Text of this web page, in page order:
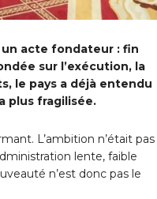
un acte fondateur : fin
sur l’exécution, la
le pays a déjà entendu
plus fragilisée.
L’ambition n’était pas
lente, faible
n’est donc pas le